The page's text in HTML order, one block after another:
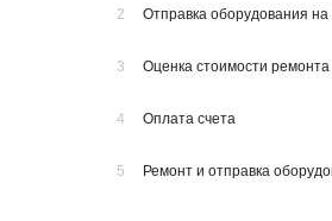
2 Отправка оборудования на
3 Оценка стоимости ремонта
4 Оплата счета
5 Ремонт и отправка